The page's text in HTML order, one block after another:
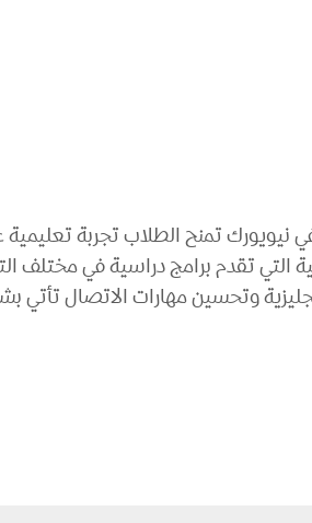
نيويورك تمنح الطلاب تجربة
التي تقدم برامج دراسية في مختلف
وتحسين مهارات الاتصال